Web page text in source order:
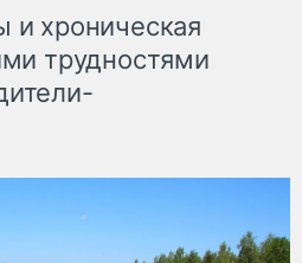
и хроническая
трудностями